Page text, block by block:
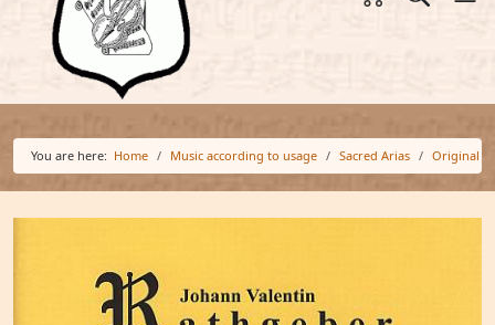
You are here: Home Music according to usage Sacred Arias Original